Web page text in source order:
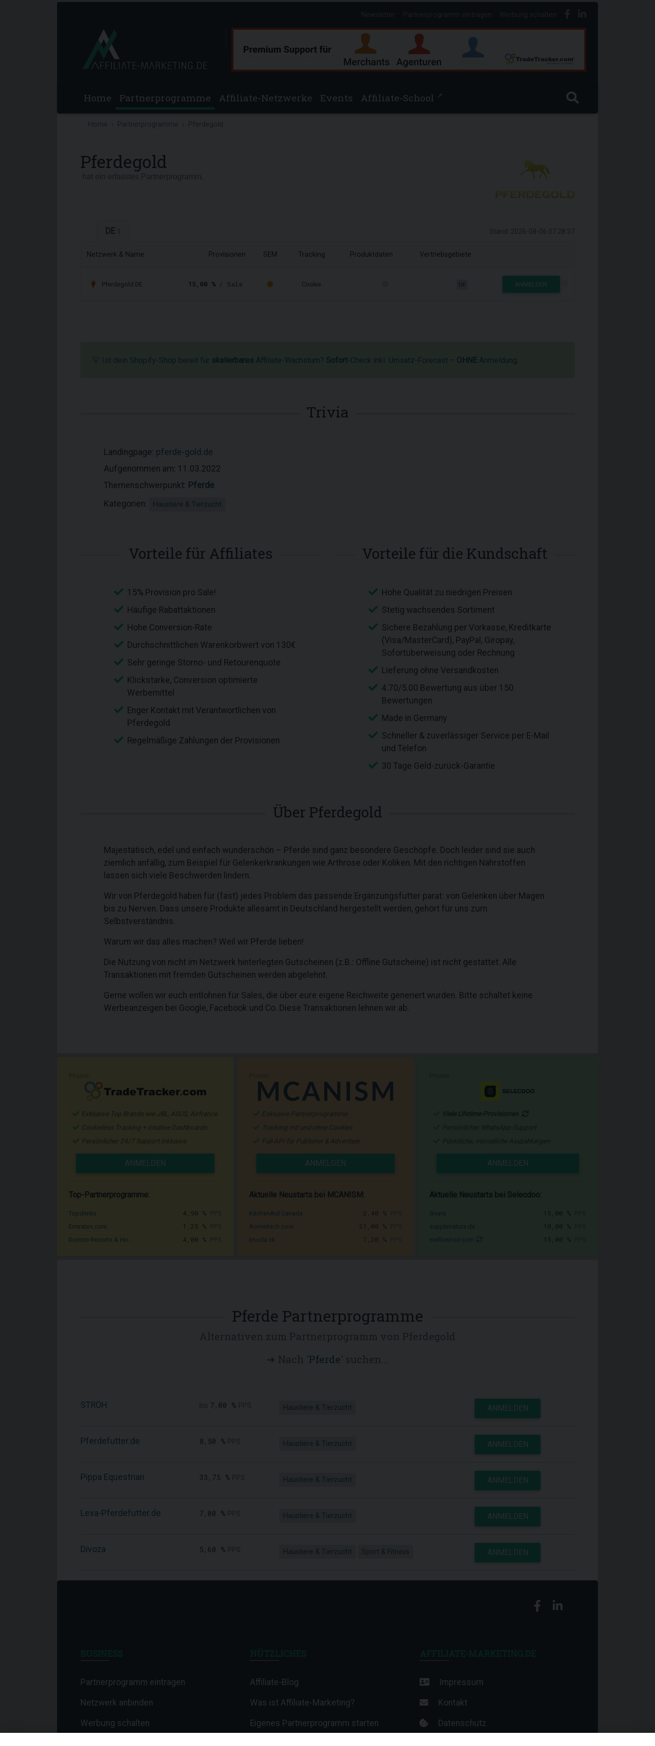
Home Partnerprogramme Affiliate-Netzwerke Events Affiliate-School ↗
Home Partnerprogramme
Pferdegold
DE
Netzwerk & Name Provisionen SEM Tracking Produktdaten Vertriebsgebiete
Pferdegold DE 15,00 % / Sale Cookie DE ANMELDEN
💡 Ist dein Shopify-Shop bereit für skalierbares Affiliate-Wachstum? Sofort-Check inkl. Umsatz-Forecast – OHNE Anmeldung.
Trivia
Landingpage: pferde-gold.de
Aufgenommen am: 11.03.2022
Themenschwerpunkt: Pferde
Kategorien:
Haustiere & Tierzucht
Vorteile für Affiliates
15% Provision pro Sale!
Häufige Rabattaktionen
Hohe Conversion-Rate
Durchschnittlichen Warenkorbwert von 130€
Sehr geringe Storno- und Retourenquote
Klickstarke, Conversion optimierte
Werbemittel
Enger Kontakt mit Verantwortlichen von
Pferdegold
Regelmäßige Zahlungen der Provisionen
Vorteile für die Kundschaft
Hohe Qualität zu niedrigen Preisen
Stetig wachsendes Sortiment
Sichere Bezahlung per Vorkasse, Kreditkarte
(Visa/MasterCard), PayPal, Giropay,
Sofortüberweisung oder Rechnung
Lieferung ohne Versandkosten
4.70/5.00 Bewertung aus über 150
Bewertungen
Made in Germany
Schneller & zuverlässiger Service per E-Mail
und Telefon
30 Tage Geld-zurück-Garantie
Über Pferdegold
Majestätisch, edel und einfach wunderschön – Pferde sind ganz besondere Geschöpfe. Doch leider sind sie auch
ziemlich anfällig, zum Beispiel für Gelenkerkrankungen wie Arthrose oder Koliken. Mit den richtigen Nährstoffen
lassen sich viele Beschwerden lindern.
Wir von Pferdegold haben für (fast) jedes Problem das passende Ergänzungsfutter parat: von Gelenken über Magen
bis zu Nerven. Dass unsere Produkte allesamt in Deutschland hergestellt werden, gehört für uns zum
Selbstverständnis.
Warum wir das alles machen? Weil wir Pferde lieben!
Die Nutzung von nicht im Netzwerk hinterlegten Gutscheinen (z.B.: Offline Gutscheine) ist nicht gestattet. Alle
Transaktionen mit fremden Gutscheinen werden abgelehnt.
Gerne wollen wir euch entlohnen für Sales, die über eure eigene Reichweite generiert wurden. Bitte schaltet keine
Werbeanzeigen bei Google, Facebook und Co. Diese Transaktionen lehnen wir ab.
Exklusive Top Brands wie JBL, ASUS, Airfrance
Cookieless Tracking + intuitive Dashboards
Persönlicher 24/7 Support inklusive
ANMELDEN
Top-Partnerprogramme:
Topdrinks 4,90 %
Emirates.com 1,25 %
Dormio Resorts & Ho... 4,00 %
Exklusive Partnerprogramme
Tracking mit und ohne Cookies
Full-API für Publisher & Advertiser
ANMELDEN
Aktuelle Neustarts bei MCANISM:
KitchenAid Canada 2,40 %
Aomeitech.com 21,00 %
Imoda.sk 7,20 %
ANMELDEN
Aktuelle Neustarts bei Selecdoo:
15,00 %
10,00 %
15,00 %
Pferde Partnerprogramme
Pferde
STRÖH 7,00 % Haustiere & Tierzucht ANMELDEN
Pferdefutter.de 8,50 % Haustiere & Tierzucht ANMELDEN
Pippa Equestrian 33,75 % Haustiere & Tierzucht ANMELDEN
Lexa-Pferdefutter.de 7,00 % Haustiere & Tierzucht ANMELDEN
Divoza 5,60 % Haustiere & Tierzucht Sport & Fitness ANMELDEN
Partnerprogramm eintragen
Netzwerk anbinden
Werbung schalten
Affiliate-Blog
Was ist Affiliate-Marketing?
Eigenes Partnerprogramm starten
Impressum
Kontakt
Datenschutz